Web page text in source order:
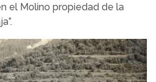
el Molino propiedad de la